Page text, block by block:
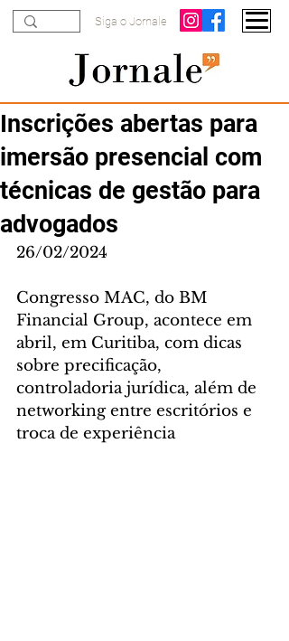
Siga o Jornale
Inscrições abertas para
imersão presencial com
técnicas de gestão para
advogados
26/02/2024
Congresso MAC, do BM
Financial Group, acontece em
abril, em Curitiba, com dicas
sobre precificação,
controladoria jurídica, além de
networking entre escritórios e
troca de experiência